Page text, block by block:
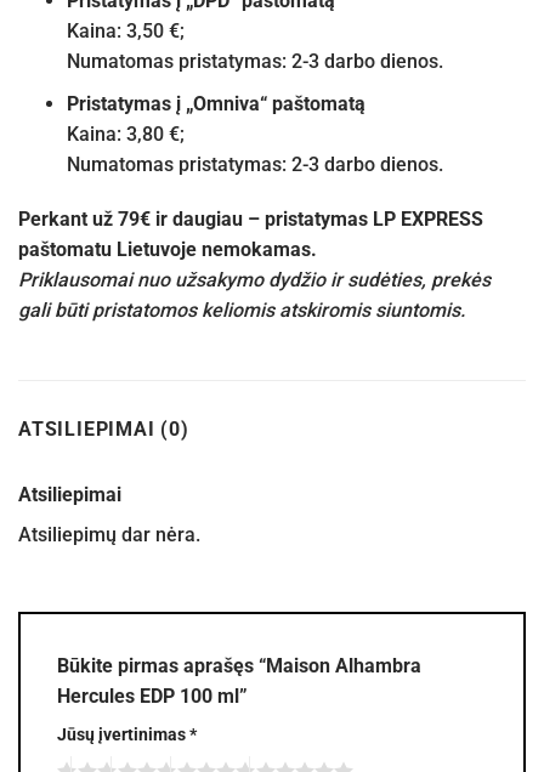
Kaina: 3,50 €;
Numatomas pristatymas: 2-3 darbo dienos.
Pristatymas į „Omniva“ paštomatą
Kaina: 3,80 €;
Numatomas pristatymas: 2-3 darbo dienos.
Perkant už 79€ ir daugiau – pristatymas LP EXPRESS
paštomatu Lietuvoje nemokamas.
Priklausomai nuo užsakymo dydžio ir sudėties, prekės
gali būti pristatomos keliomis atskiromis siuntomis.
ATSILIEPIMAI (0)
Atsiliepimai
Atsiliepimų dar nėra.
Būkite pirmas aprašęs “Maison Alhambra
Hercules EDP 100 ml”
Jūsų įvertinimas*